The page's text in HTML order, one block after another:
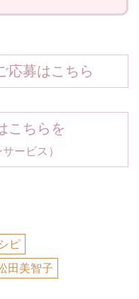
応募はこちら
こちらを
ービス）
ピ
田美智子